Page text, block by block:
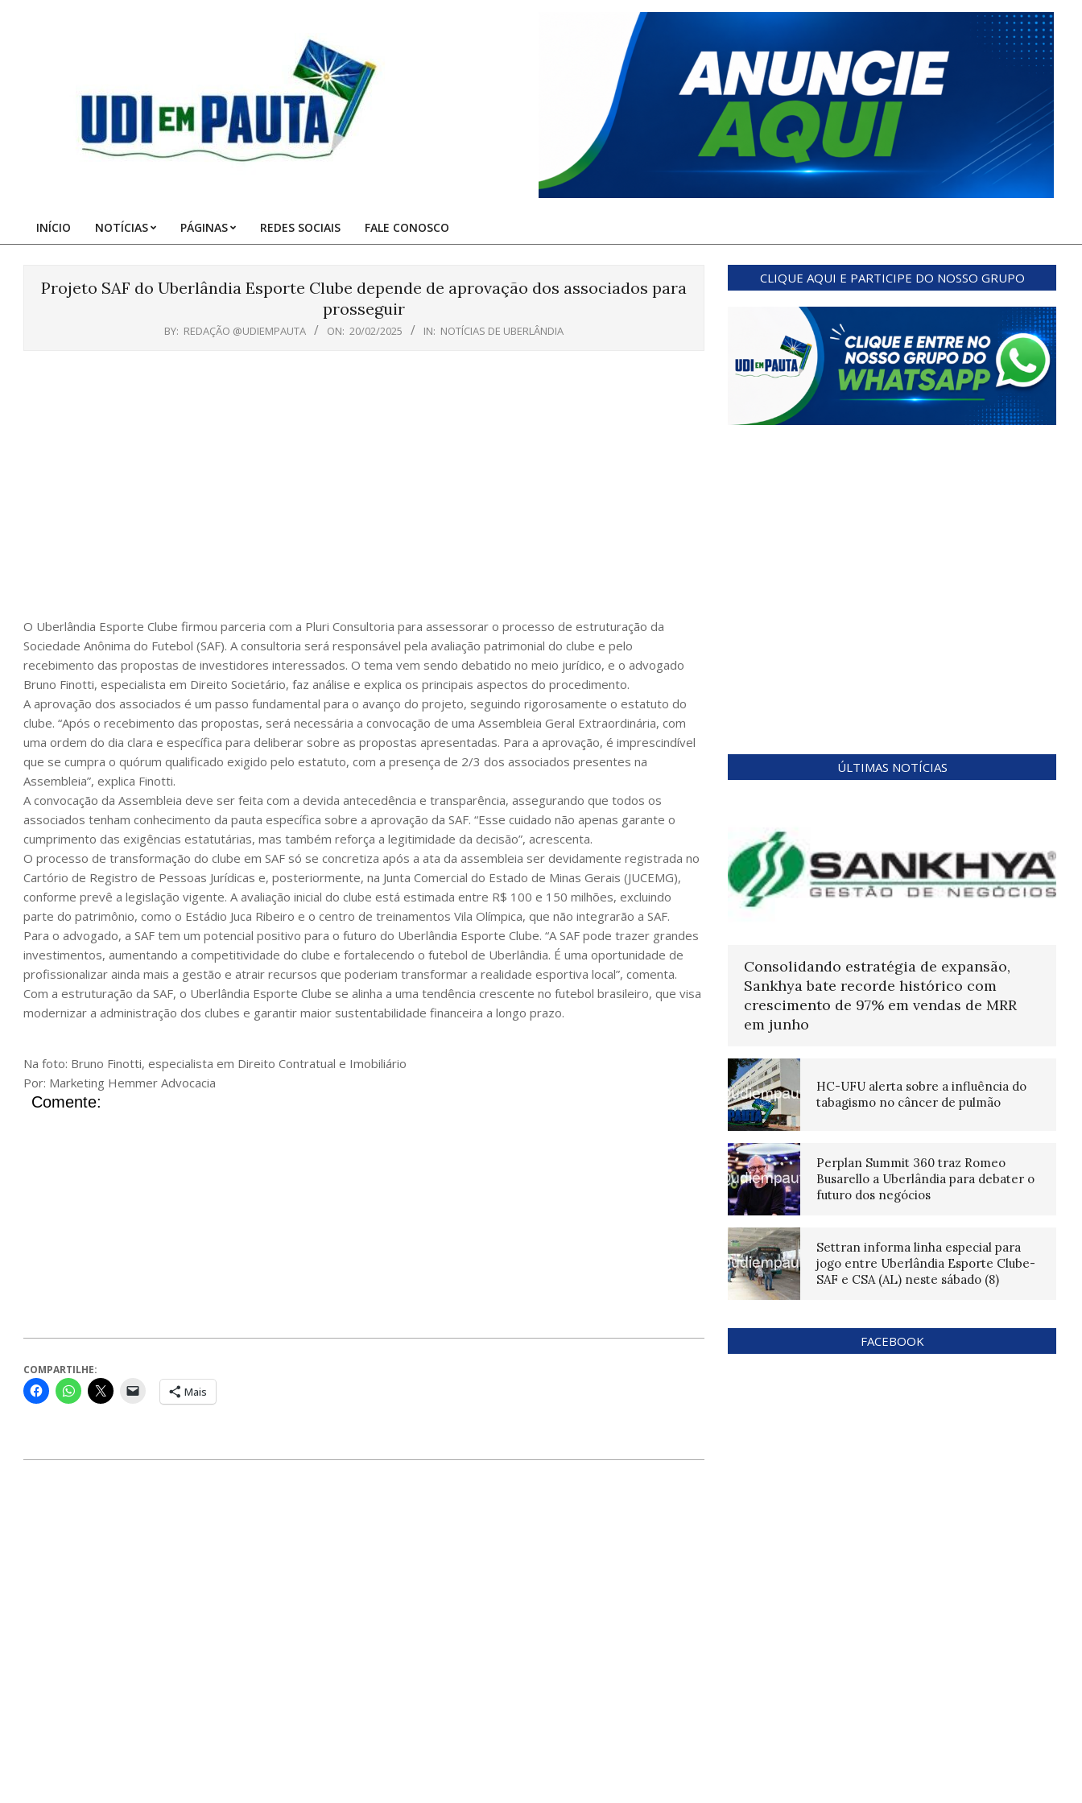
Pauta
Primary
INÍCIO NOTÍCIAS PÁGINAS REDES SOCIAIS FALE CONOSCO
Projeto SAF do Uberlândia Esporte Clube depende de aprovação dos associados para
prosseguir
BY: REDAÇÃO @UDIEMPAUTA ON: 20/02/2025 IN: NOTÍCIAS DE UBERLÂNDIA
O Uberlândia Esporte Clube firmou parceria com a Pluri Consultoria para assessorar o processo de estruturação da
Sociedade Anônima do Futebol (SAF). A consultoria será responsável pela avaliação patrimonial do clube e pelo
recebimento das propostas de investidores interessados. O tema vem sendo debatido no meio jurídico, e o advogado
Bruno Finotti, especialista em Direito Societário, faz análise e explica os principais aspectos do procedimento.
A aprovação dos associados é um passo fundamental para o avanço do projeto, seguindo rigorosamente o estatuto do
clube. “Após o recebimento das propostas, será necessária a convocação de uma Assembleia Geral Extraordinária, com
uma ordem do dia clara e específica para deliberar sobre as propostas apresentadas. Para a aprovação, é imprescindível
que se cumpra o quórum qualificado exigido pelo estatuto, com a presença de 2/3 dos associados presentes na
Assembleia”, explica Finotti.
A convocação da Assembleia deve ser feita com a devida antecedência e transparência, assegurando que todos os
associados tenham conhecimento da pauta específica sobre a aprovação da SAF. “Esse cuidado não apenas garante o
cumprimento das exigências estatutárias, mas também reforça a legitimidade da decisão”, acrescenta.
O processo de transformação do clube em SAF só se concretiza após a ata da assembleia ser devidamente registrada no
Cartório de Registro de Pessoas Jurídicas e, posteriormente, na Junta Comercial do Estado de Minas Gerais (JUCEMG),
conforme prevê a legislação vigente. A avaliação inicial do clube está estimada entre R$ 100 e 150 milhões, excluindo
parte do patrimônio, como o Estádio Juca Ribeiro e o centro de treinamentos Vila Olímpica, que não integrarão a SAF.
Para o advogado, a SAF tem um potencial positivo para o futuro do Uberlândia Esporte Clube. “A SAF pode trazer grandes
investimentos, aumentando a competitividade do clube e fortalecendo o futebol de Uberlândia. É uma oportunidade de
profissionalizar ainda mais a gestão e atrair recursos que poderiam transformar a realidade esportiva local”, comenta.
Com a estruturação da SAF, o Uberlândia Esporte Clube se alinha a uma tendência crescente no futebol brasileiro, que visa
modernizar a administração dos clubes e garantir maior sustentabilidade financeira a longo prazo.
Na foto: Bruno Finotti, especialista em Direito Contratual e Imobiliário
Por: Marketing Hemmer Advocacia
Comente:
COMPARTILHE:
Mais
CLIQUE AQUI E PARTICIPE DO NOSSO GRUPO
ÚLTIMAS NOTÍCIAS
Consolidando estratégia de expansão,
Sankhya bate recorde histórico com
crescimento de 97% em vendas de MRR
em junho
HC-UFU alerta sobre a influência do
tabagismo no câncer de pulmão
Perplan Summit 360 traz Romeo
Busarello a Uberlândia para debater o
futuro dos negócios
Settran informa linha especial para
jogo entre Uberlândia Esporte Clube-
SAF e CSA (AL) neste sábado (8)
FACEBOOK